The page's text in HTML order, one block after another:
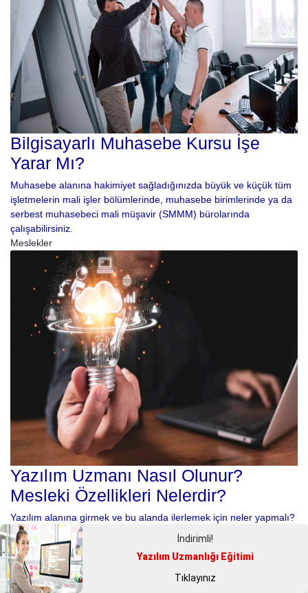
Bilgisayarlı Muhasebe Kursu İşe
Yarar Mı?
Muhasebe alanına hakimiyet sağladığınızda büyük ve küçük tüm
işletmelerin mali işler bölümlerinde, muhasebe birimlerinde ya da
serbest muhasebeci mali müşavir (SMMM) bürolarında
çalışabilirsiniz.
Meslekler
Yazılım Uzmanı Nasıl Olunur?
Mesleki Özellikleri Nelerdir?
Yazılım alanına girmek ve bu alanda ilerlemek için neler yapmalı?
Yazılım uzmanı nasıl olunur sorusundan hareket ederek meslekte
nasıl ilerleyebileceğinizi aktaracağız.
Meslekler
İndirimli!
Yazılım Uzmanlığı Eğitimi
Tıklayınız